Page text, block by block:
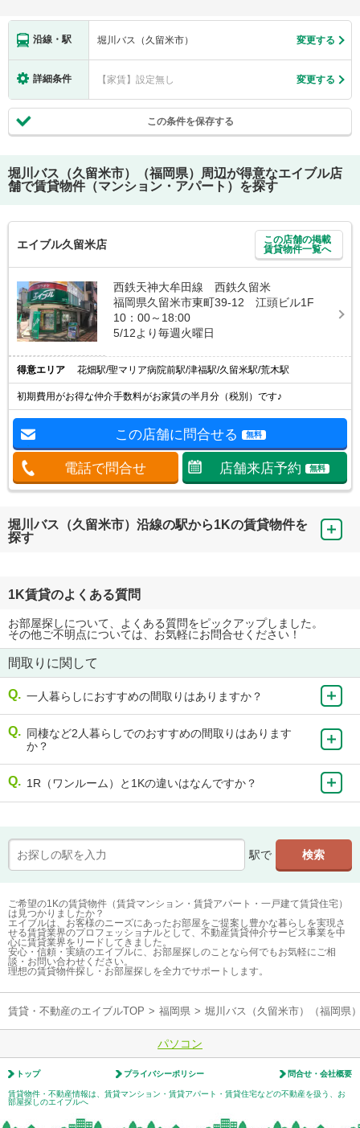
沿線・駅 堀川バス（久留米市） 変更する
詳細条件 【家賃】設定無し 変更する
この条件を保存する
堀川バス（久留米市）（福岡県）
周辺が得意なエイブル店
舗で賃貸物件（マンション・アパート）を探す
エイブル久留米店
この店舗の掲載
賃貸物件一覧へ
西鉄天神大牟田線 西鉄久留米
福岡県久留米市東町39-12 江頭ビル1F
10：00～18:00
5/12より毎週火曜日
得意エリア 花畑駅/聖マリア病院前駅/津福駅/久留米駅/荒木駅
初期費用がお得な仲介手数料がお家賃の半月分（税別）です♪
この店舗に問合せる 無料
電話で問合せ 店舗来店予約 無料
堀川バス（久留米市）沿線の駅から1Kの賃貸物件を
探す
1K賃貸のよくある質問
お部屋探しについて、よくある質問をピックアップしました。
その他ご不明点については、お気軽にお問合せください！
間取りに関して
一人暮らしにおすすめの間取りはありますか？
同棲など2人暮らしでのおすすめの間取りはあります
か？
1R（ワンルーム）と1Kの違いはなんですか？
駅で
ご希望の1Kの賃貸物件（賃貸マンション・賃貸アパート・一戸建て賃貸住宅）
は見つかりましたか？
エイブルは、お客様のニーズにあったお部屋をご提案し豊かな暮らしを実現さ
せる賃貸業界のプロフェッショナルとして、不動産賃貸仲介サービス事業を中
心に賃貸業界をリードしてきました。
安心・信頼・実績のエイブルに、お部屋探しのことなら何でもお気軽にご相
談・お問い合わせください。
理想の賃貸物件探し・お部屋探しを全力でサポートします。
賃貸・不動産のエイブルTOP > 福岡県 > 堀川バス（久留米市）（福岡県
パソコン
トップ プライバシーポリシー 問合せ・会社概要
賃貸物件・不動産情報は、賃貸マンション・賃貸アパート・賃貸住宅などの不動産を扱う、お
部屋探しのエイブルへ